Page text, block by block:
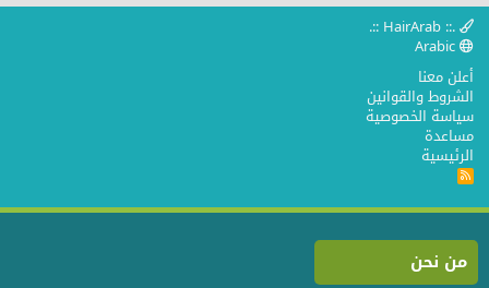
.:: HairArab ::.
أعلن معنا
الشروط والقوانين
سياسة الخصوصية
مساعدة
الرئيسية
R
S
S
من نحن